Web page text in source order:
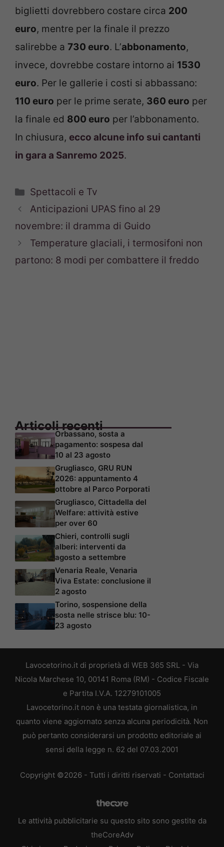
biglietti dovrebbero costare circa 200
euro, mentre per la finale il prezzo
salirebbe a 730 euro. L’abbonamento,
invece, dovrebbe costare intorno ai 1530
euro. Per le gallerie i costi si abbassano:
110 euro per le prime serate, 360 euro per
la finale ed 800 euro per l’abbonamento.
In chiusura, ecco alcune info sui cantanti
in gara a Sanremo 2025.
Categorie
Spettacoli e Tv
Anticipazioni UPAS fino al 29
novembre: il dramma di Guido
Temperature glaciali, i termosifoni non
partono: 8 modi per combattere il freddo
Articoli recenti
Orbassano, sosta a
pagamento: sospesa dal
10 al 23 agosto
Grugliasco, GRU RUN
2026: appuntamento 4
ottobre al Parco Porporati
Grugliasco, Cittadella del
Welfare: attività estive
per over 60
Chieri, controlli sugli
alberi: interventi da
agosto a settembre
Venaria Reale, Venaria
Viva Estate: conclusione il
2 agosto
Torino, sospensione della
sosta nelle strisce blu: 10-
23 agosto
Lavocetorino.it di proprietà di WEB 365 SRL - Via
Nicola Marchese 10, 00141 Roma (RM) - Codice Fiscale
e Partita I.V.A. 12279101005
Lavocetorino.it non è una testata giornalistica, in
quanto viene aggiornato senza alcuna periodicità. Non
può pertanto considerarsi un prodotto editoriale ai
sensi della legge n. 62 del 07.03.2001
Copyright ©2026 - Tutti i diritti riservati - Contattaci
Le attività pubblicitarie su questo sito sono gestite da
theCoreAdv